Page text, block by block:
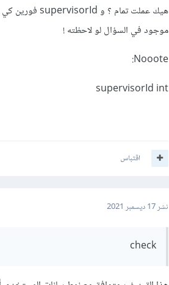
موجود في السؤال لو لاحظته !
Nooote:
supervisorId int
اقتباس
نشر17 ديسمبر 2021
check